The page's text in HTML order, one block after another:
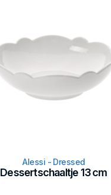
Alessi - Dressed
Dessertschaaltje 13 cm